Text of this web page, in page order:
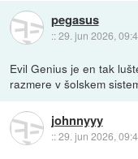
pegasus
::29. jun 2026,
Evil Genius je en tak
razmere v šolskem
johnnyyy
::29. jun 2026,